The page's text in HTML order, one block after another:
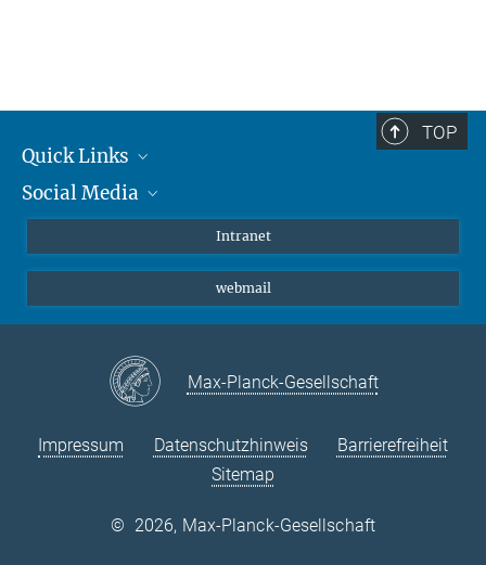
TOP
Quick Links
Student*innen/Wissenschaftler*innen
Social Media
Bluesky
YouTube
Intranet
webmail
Max-Planck-Gesellschaft
Impressum Datenschutzhinweis
Barrierefreiheit
Sitemap
© 2026, Max-Planck-Gesellschaft